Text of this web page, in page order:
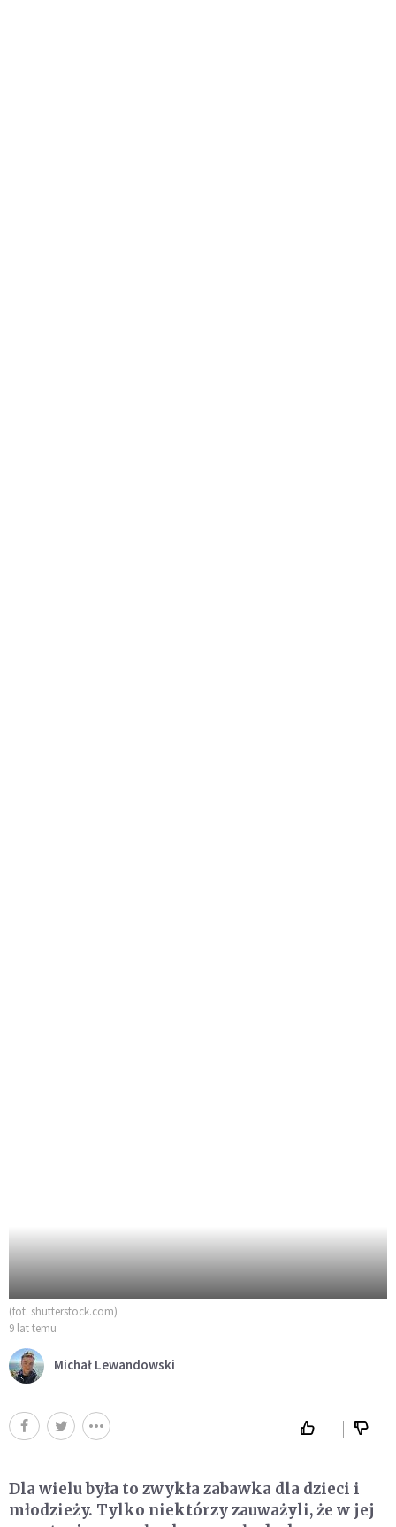
(fot. shutterstock.com)
9 lat temu
Michał Lewandowski
Dla wielu była to zwykła zabawka dla dzieci i
młodzieży. Tylko niektórzy zauważyli, że w jej